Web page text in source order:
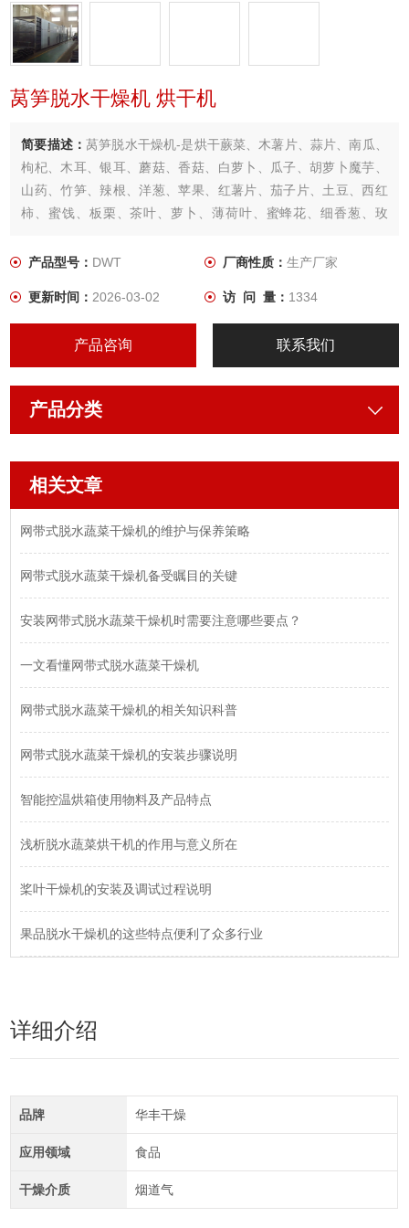
莴笋脱水干燥机 烘干机
简要描述：莴笋脱水干燥机-是烘干蕨菜、木薯片、蒜片、南瓜、
枸杞、木耳、银耳、蘑菇、香菇、白萝卜、瓜子、胡萝卜魔芋、
山药、竹笋、辣根、洋葱、苹果、红薯片、茄子片、土豆、西红
柿、蜜饯、板栗、茶叶、萝卜、薄荷叶、蜜蜂花、细香葱、玫
产品型号： DWT 厂商性质： 生产厂家
更新时间：2026-03-02 访 问 量： 1334
产品咨询 联系我们
产品分类
相关文章
网带式脱水蔬菜干燥机的维护与保养策略
网带式脱水蔬菜干燥机备受瞩目的关键
安装网带式脱水蔬菜干燥机时需要注意哪些要点？
一文看懂网带式脱水蔬菜干燥机
网带式脱水蔬菜干燥机的相关知识科普
网带式脱水蔬菜干燥机的安装步骤说明
智能控温烘箱使用物料及产品特点
浅析脱水蔬菜烘干机的作用与意义所在
桨叶干燥机的安装及调试过程说明
果品脱水干燥机的这些特点便利了众多行业
详细介绍
品牌 华丰干燥
应用领域 食品
干燥介质 烟道气